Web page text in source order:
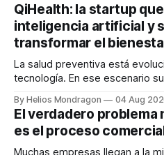
QiHealth: la startup
inteligencia artificial y
transformar el
La salud preventiva está
tecnología. En ese escenario
dispositivos inteligentes,
en tiempo real para ayudar a
decisiones sobre su salud
responder
By Helios Mondragon 04 Aug
El verdadero problema
es el proceso
Muchas empresas llegan a la